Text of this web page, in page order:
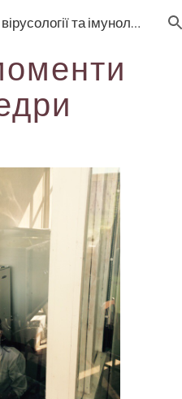
Skip to navigation
Кафедра мікробіології, вірусології та імунології